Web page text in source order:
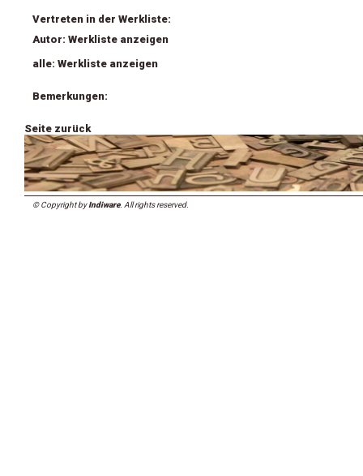
Vertreten in der Werkliste:
Autor: Werkliste anzeigen
alle: Werkliste anzeigen
Bemerkungen:
Seite zurück
© Copyright byIndiware. All rights reserved.